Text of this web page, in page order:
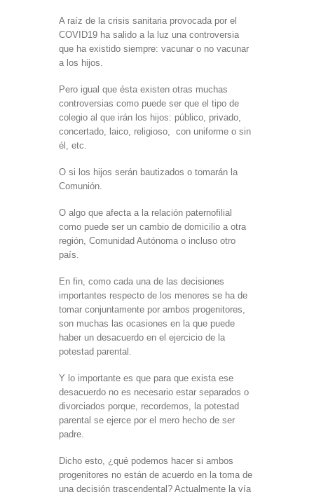
A raíz de la crisis sanitaria provocada por el
COVID19 ha salido a la luz una controversia
que ha existido siempre: vacunar o no vacunar
a los hijos.
Pero igual que ésta existen otras muchas
controversias como puede ser que el tipo de
colegio al que irán los hijos: público, privado,
concertado, laico, religioso, con uniforme o sin
él, etc.
O si los hijos serán bautizados o tomarán la
Comunión.
O algo que afecta a la relación paternofilial
como puede ser un cambio de domicilio a otra
región, Comunidad Autónoma o incluso otro
país.
En fin, como cada una de las decisiones
importantes respecto de los menores se ha de
tomar conjuntamente por ambos progenitores,
son muchas las ocasiones en la que puede
haber un desacuerdo en el ejercicio de la
potestad parental.
Y lo importante es que para que exista ese
desacuerdo no es necesario estar separados o
divorciados porque, recordemos, la potestad
parental se ejerce por el mero hecho de ser
padre.
Dicho esto, ¿qué podemos hacer si ambos
progenitores no están de acuerdo en la toma de
una decisión trascendental? Actualmente la vía